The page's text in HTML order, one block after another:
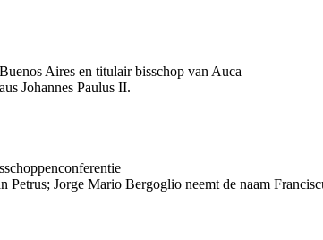
Aires en titulair bisschop van Auca
Johannes Paulus II.
Petrus; Jorge Mario Bergoglio neemt de naam